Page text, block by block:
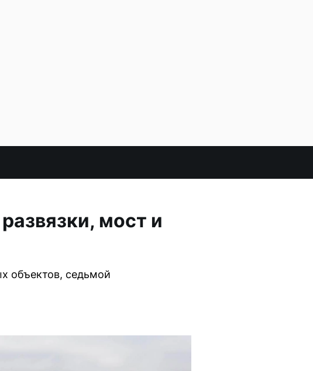
мост и
объектов, седьмой